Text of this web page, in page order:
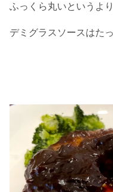
ふっくら丸いというよ
デミグラスソースはた